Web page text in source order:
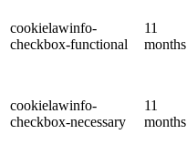
cookielawinfo-
checkbox-functional
11
months
cookielawinfo-
checkbox-necessary
11
months